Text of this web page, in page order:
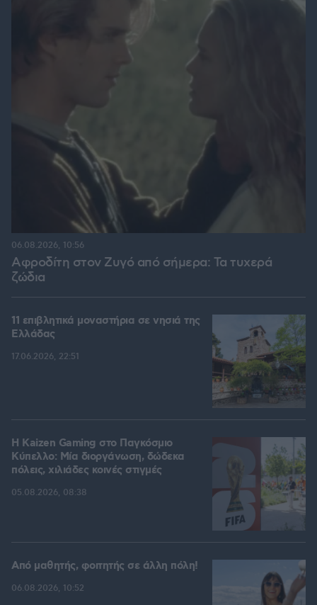
Αφροδίτη στον Ζυγό από σήμερα: Τα τυχερά
ζώδια
06.08.2026, 10:56
11 επιβλητικά μοναστήρια σε νησιά της
Ελλάδας
17.06.2026, 22:51
H Kaizen Gaming στο Παγκόσμιο
Kύπελλο: Μία διοργάνωση, δώδεκα
πόλεις, χιλιάδες κοινές στιγμές
05.08.2026, 08:38
Από μαθητής, φοιτητής σε άλλη πόλη!
06.08.2026, 10:52